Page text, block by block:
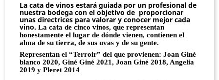
La cata de vinos estará guiada por un profesional de
nuestra bodega con el objetivo de proporcionar
unas directrices para valorar y conocer mejor cada
vino. La cata de cinco vinos, que representan
honestamente el lugar de dónde vienen, contienen el
alma de su tierra, de sus uvas y de su gente.
Representan el “Terroir” del que provienen: Joan Giné
blanco 2020, Giné Giné 2021, Joan Giné 2018, Angelia
2019 y Pleret 2014